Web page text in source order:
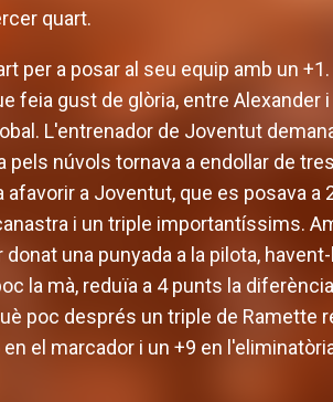
quart.
per a posar al seu equip amb un
feia gust de glòria, entre Alexander
L'entrenador de Joventut
núvols tornava a endollar de
a Joventut, que es posava a
i un triple importantíssims.
una punyada a la pilota,
la mà, reduïa a 4 punts la
poc després un triple de Ramette
el marcador i un +9 en